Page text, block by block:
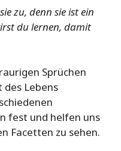
zu, denn sie ist ein
du lernen, damit
Sprüchen
des Lebens
fest und helfen uns
Facetten zu sehen.